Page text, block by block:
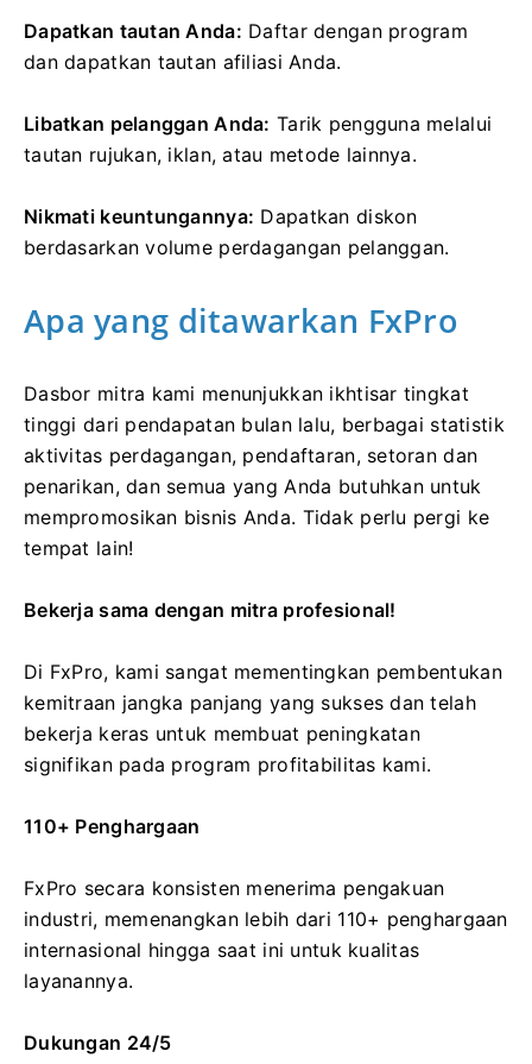
Dapatkan tautan Anda: Daftar dengan program
dan dapatkan tautan afiliasi Anda.
Libatkan pelanggan Anda: Tarik pengguna melalui
tautan rujukan, iklan, atau metode lainnya.
Nikmati keuntungannya: Dapatkan diskon
berdasarkan volume perdagangan pelanggan.
Apa yang ditawarkan FxPro
Dasbor mitra kami menunjukkan ikhtisar tingkat
tinggi dari pendapatan bulan lalu, berbagai statistik
aktivitas perdagangan, pendaftaran, setoran dan
penarikan, dan semua yang Anda butuhkan untuk
mempromosikan bisnis Anda. Tidak perlu pergi ke
tempat lain!
Bekerja sama dengan mitra profesional!
Di FxPro, kami sangat mementingkan pembentukan
kemitraan jangka panjang yang sukses dan telah
bekerja keras untuk membuat peningkatan
signifikan pada program profitabilitas kami.
110+ Penghargaan
FxPro secara konsisten menerima pengakuan
industri, memenangkan lebih dari 110+ penghargaan
internasional hingga saat ini untuk kualitas
layanannya.
Dukungan 24/5